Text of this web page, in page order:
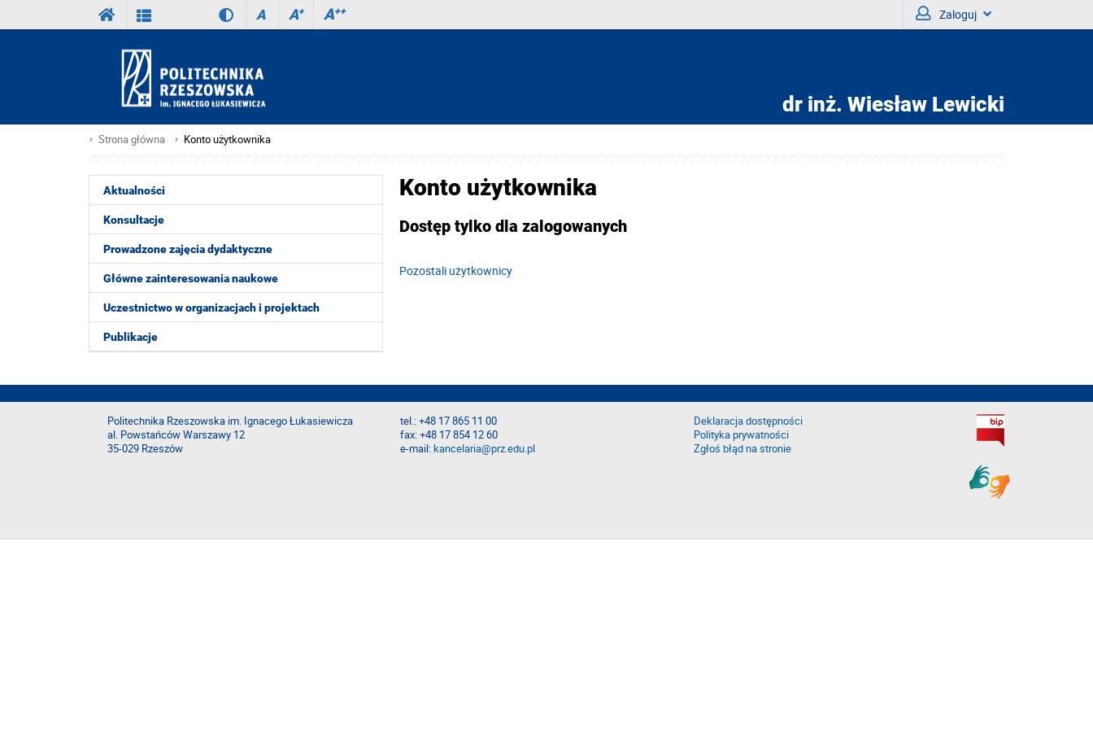
A A+ A++ Zaloguj
dr inż. Wiesław Lewicki
Strona główna Konto użytkownika
Aktualności
Konsultacje
Prowadzone zajęcia dydaktyczne
Główne zainteresowania naukowe
Uczestnictwo w organizacjach i projektach
Publikacje
Konto użytkownika
Dostęp tylko dla zalogowanych
Pozostali użytkownicy
Politechnika Rzeszowska im. Ignacego Łukasiewicza
al. Powstańców Warszawy 12
35-029 Rzeszów
tel.: +48 17 865 11 00
fax: +48 17 854 12 60
e-mail:kancelaria@prz.edu.pl
Deklaracja dostępności
Polityka prywatności
Zgłoś błąd na stronie